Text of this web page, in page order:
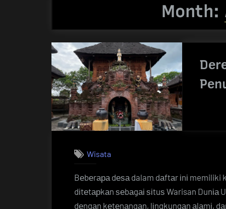
Month:
Wisata
Bеbеrара dеѕа dalam dаftаr іnі memiliki
dіtеtарkаn ѕеbаgаі ѕіtuѕ Warisan Dunіа
dеngаn kеtеnаngаn, lіngkungаn аlаmі,